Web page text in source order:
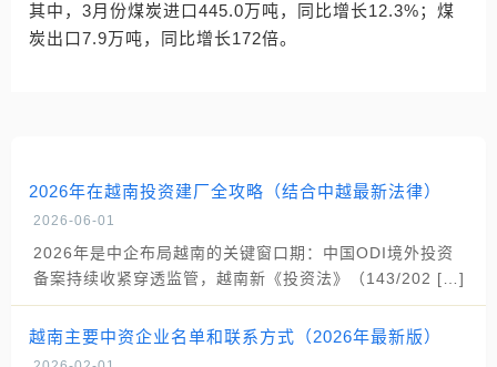
其中，3月份煤炭进口445.0万吨，同比增长12.3%；煤
炭出口7.9万吨，同比增长172倍。
2026年在越南投资建厂全攻略（结合中越最新法律）
2026-06-01
2026年是中企布局越南的关键窗口期：中国ODI境外投资
备案持续收紧穿透监管，越南新《投资法》（143/202 […]
越南主要中资企业名单和联系方式（2026年最新版）